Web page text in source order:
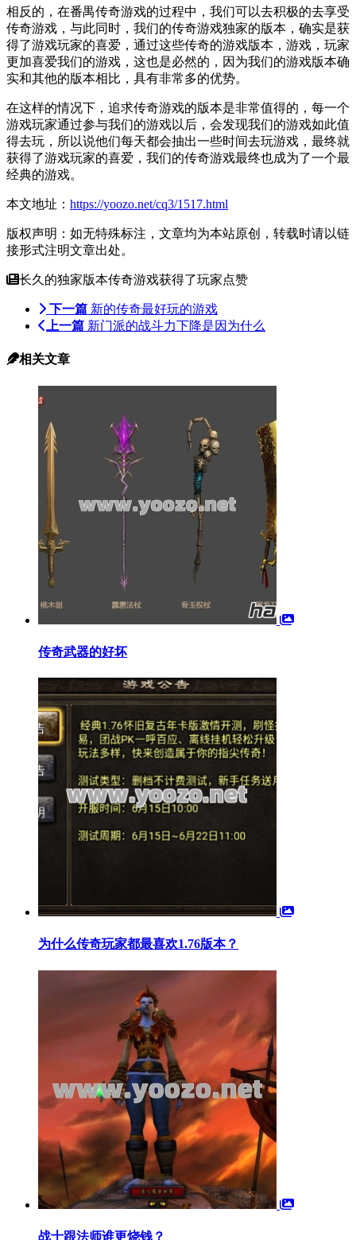
相反的，在番禺传奇游戏的过程中，我们可以去积极的去享受
传奇游戏，与此同时，我们的传奇游戏独家的版本，确实是获
得了游戏玩家的喜爱，通过这些传奇的游戏版本，游戏，玩家
更加喜爱我们的游戏，这也是必然的，因为我们的游戏版本确
实和其他的版本相比，具有非常多的优势。
在这样的情况下，追求传奇游戏的版本是非常值得的，每一个
游戏玩家通过参与我们的游戏以后，会发现我们的游戏如此值
得去玩，所以说他们每天都会抽出一些时间去玩游戏，最终就
获得了游戏玩家的喜爱，我们的传奇游戏最终也成为了一个最
经典的游戏。
本文地址： https://yoozo.net/cq3/1517.html
版权声明：如无特殊标注，文章均为本站原创，转载时请以链
接形式注明文章出处。
长久的独家版本传奇游戏获得了玩家点赞
下一篇 新的传奇最好玩的游戏
上一篇 新门派的战斗力下降是因为什么
相关文章
传奇武器的好坏
为什么传奇玩家都最喜欢1.76版本？
战士跟法师谁更烧钱？